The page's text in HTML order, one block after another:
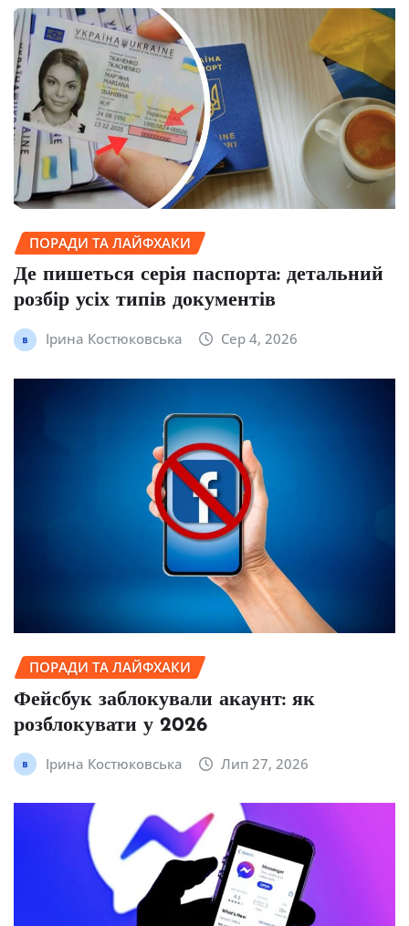
ПОРАДИ ТА ЛАЙФХАКИ
Де пишеться серія паспорта: детальний
розбір усіх типів документів
Ірина Костюковська Сер 4, 2026
ПОРАДИ ТА ЛАЙФХАКИ
Фейсбук заблокували акаунт: як
розблокувати у 2026
Ірина Костюковська Лип 27, 2026